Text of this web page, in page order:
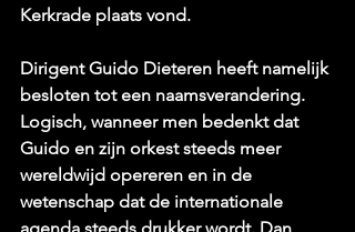
Kerkrade plaats vond.
Dirigent Guido Dieteren heeft namelijk
besloten tot een naamsverandering.
Logisch, wanneer men bedenkt dat
Guido en zijn orkest steeds meer
wereldwijd opereren en in de
wetenschap dat de internationale